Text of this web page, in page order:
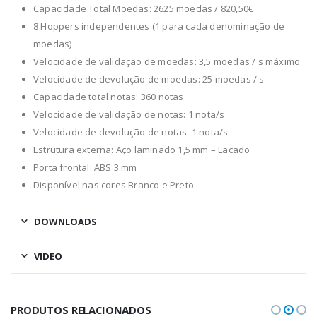
Capacidade Total Moedas: 2625 moedas / 820,50€
8 Hoppers independentes (1 para cada denominação de
moedas)
Velocidade de validação de moedas: 3,5 moedas / s máximo
Velocidade de devolução de moedas: 25 moedas / s
Capacidade total notas: 360 notas
Velocidade de validação de notas: 1 nota/s
Velocidade de devolução de notas: 1 nota/s
Estrutura externa: Aço laminado 1,5 mm – Lacado
Porta frontal: ABS 3 mm
Disponível nas cores Branco e Preto
DOWNLOADS
VIDEO
PRODUTOS RELACIONADOS